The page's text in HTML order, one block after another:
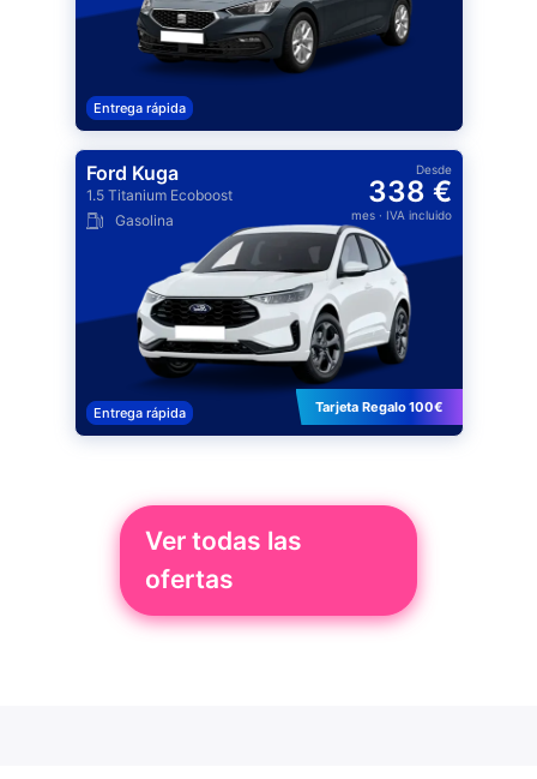
Entrega rápida
Ford Kuga
1.5 Titanium Ecoboost
Gasolina
Desde
338 €
mes· IVA incluido
Entrega rápida Tarjeta Regalo 100€
Ver todas las
ofertas